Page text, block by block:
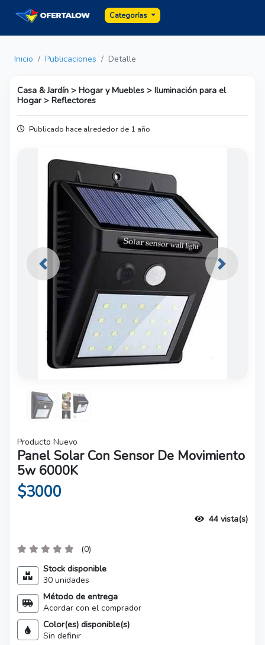
Categorías
Inicio Publicaciones Detalle
Casa & Jardín > Hogar y Muebles > Iluminación para el
Hogar > Reflectores
Publicado hace alrededor de 1 año
Previous Next
Producto Nuevo
Panel Solar Con Sensor De Movimiento
5w 6000K
$3000
44 vista(s)
(0)
Stock disponible
30 unidades
Método de entrega
Acordar con el comprador
Color(es) disponible(s)
Sin definir